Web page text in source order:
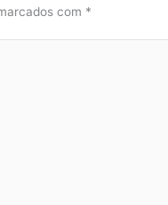
com *